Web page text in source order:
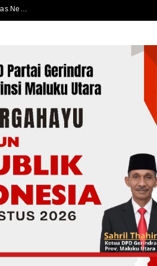
Satlantas Polres Halmahera Selatan Atur Lalu Lintas di SPBU Bacan, Arus Kendaraan Tetap Lancar